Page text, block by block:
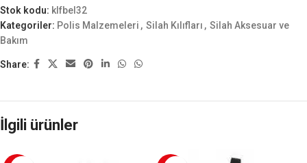
Stok kodu: klfbel32
Kategoriler: Polis Malzemeleri , Silah Kılıfları , Silah Aksesuar ve
Bakım
Share:
İlgili ürünler